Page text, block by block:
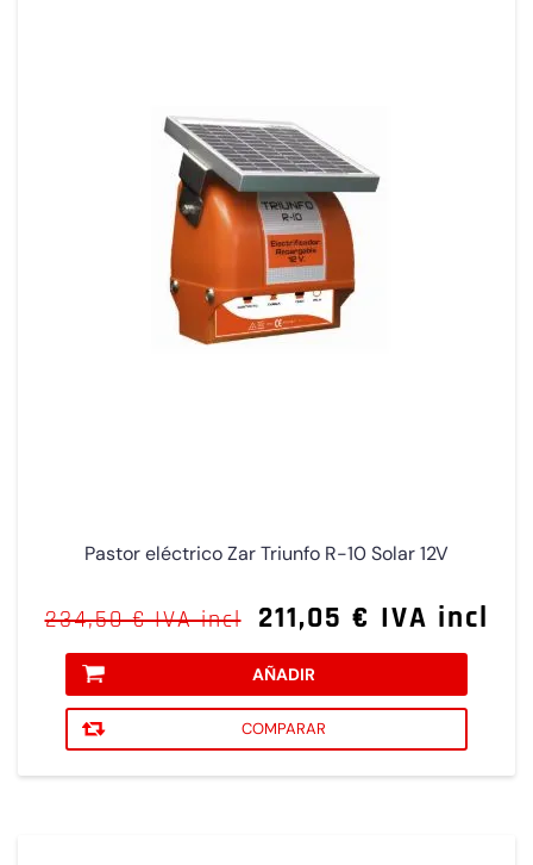
Pastor eléctrico Zar Triunfo R-10 Solar 12V
234,50 € IVA incl 211,05 € IVA incl
AÑADIR
COMPARAR